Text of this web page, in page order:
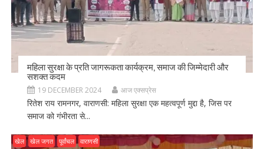
महिला सुरक्षा के प्रति जागरूकता कार्यक्रम, समाज की जिम्मेदारी और
सशक्त कदम
19 DECEMBER 2024 आज एक्सप्रेस
रितेश राय रामनगर, वाराणसी: महिला सुरक्षा एक महत्वपूर्ण मुद्दा है, जिस पर
समाज को गंभीरता से...
खेल खेल जगत पूर्वांचल वाराणसी